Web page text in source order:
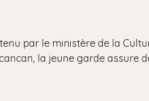
par le ministère de la
la jeune garde assure